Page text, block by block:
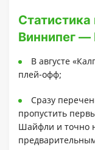
Статистика
Виннипег —
В августе
плей-офф;
Сразу
пропустить
Шайфли и точно